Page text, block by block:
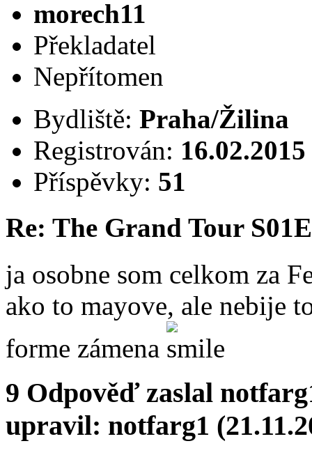
morech11
Překladatel
Nepřítomen
Bydliště: Praha/Žilina
Registrován: 16.02.2015
Příspěvky: 51
Re: The Grand Tour
ja osobne som celkom za
ako to mayove, ale nebije
forme zámena
9 Odpověď zaslal
upravil: notfarg1